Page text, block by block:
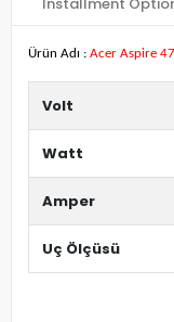
Ürün Adı : Acer Aspire
Volt
Watt
Amper
Uç Ölçüsü